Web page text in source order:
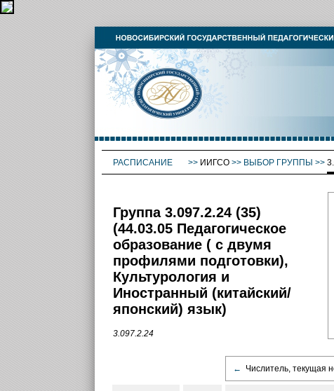
РАСПИСАНИЕ >> ИИГСО>> ВЫБОР ГРУППЫ >>
Группа 3.097.2.24 (35)
(44.03.05 Педагогическое
образование ( с двумя
профилями подготовки),
Культурология и
Иностранный (китайский/
японский) язык)
3.097.2.24
← Числитель, текущая